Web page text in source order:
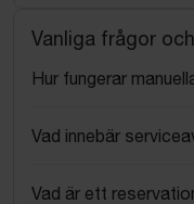
Vanliga frågor
Hur fungerar
Vad innebär
Vad är ett